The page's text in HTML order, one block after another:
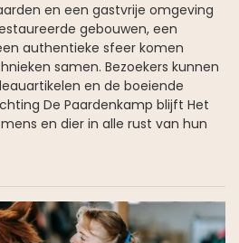
en een gastvrije omgeving
gebouwen, een
authentieke sfeer komen
samen. Bezoekers kunnen
en de boeiende
De Paardenkamp blijft Het
en dier in alle rust van hun